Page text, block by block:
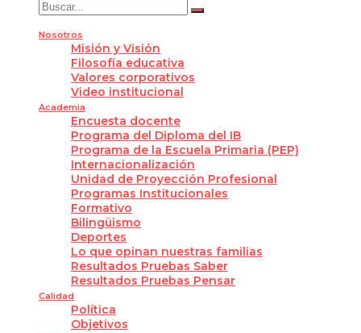
Nosotros
Misión y Visión
Filosofía educativa
Valores corporativos
Video institucional
Academia
Encuesta docente
Programa del Diploma del IB
Programa de la Escuela Primaria (PEP)
Internacionalización
Unidad de Proyección Profesional
Programas Institucionales
Formativo
Bilingüismo
Deportes
Lo que opinan nuestras familias
Resultados Pruebas Saber
Resultados Pruebas Pensar
Calidad
Política
Objetivos